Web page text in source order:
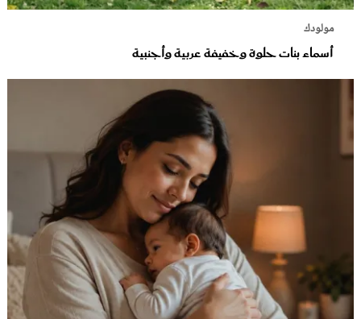
مولودك
أسماء بنات حلوة وخفيفة عربية وأجنبية